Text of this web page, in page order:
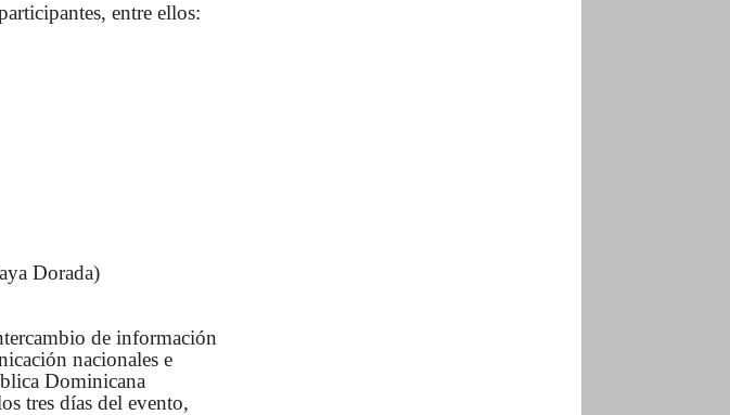
entre ellos:
Dorada)
de información
nacionales e
Dominicana
tres días del evento,